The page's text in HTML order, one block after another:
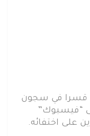
قسرا في سجون
“فيسبوك”
على اختفائه.